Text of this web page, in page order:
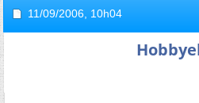
11/09/2006, 10h04